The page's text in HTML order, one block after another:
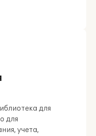
для
для
учета,